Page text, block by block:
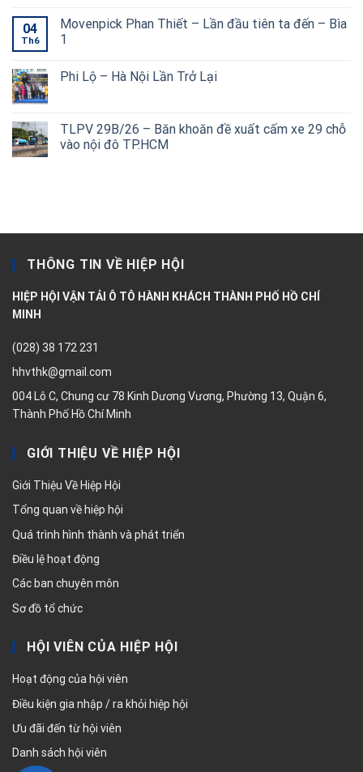
04
Th6
Movenpick Phan Thiết – Lần đầu tiên ta đến – Bìa
1
Phi Lộ – Hà Nội Lần Trở Lại
TLPV 29B/26 – Băn khoăn đề xuất cấm xe 29 chỗ
vào nội đô TP.HCM
THÔNG TIN VỀ HIỆP HỘI
HIỆP HỘI VẬN TẢI Ô TÔ HÀNH KHÁCH THÀNH PHỐ HỒ CHÍ
MINH
(028) 38 172 231
hhvthk@gmail.com
004 Lô C, Chung cư 78 Kinh Dương Vương, Phường 13, Quận 6,
Thành Phố Hồ Chí Minh
GIỚI THIỆU VỀ HIỆP HỘI
Giới Thiệu Về Hiệp Hội
Tổng quan về hiệp hội
Quá trình hình thành và phát triển
Điều lệ hoạt động
Các ban chuyên môn
Sơ đồ tổ chức
HỘI VIÊN CỦA HIỆP HỘI
Hoạt động của hội viên
Điều kiện gia nhập / ra khỏi hiệp hội
Ưu đãi đến từ hội viên
Danh sách hội viên